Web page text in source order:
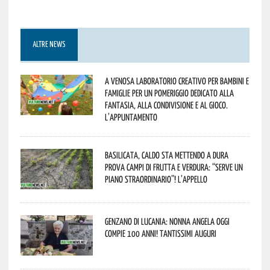
ALTRE NEWS
A Venosa laboratorio creativo per bambini e
famiglie per un pomeriggio dedicato alla
fantasia, alla condivisione e al gioco.
L’appuntamento
Basilicata, caldo sta mettendo a dura
prova campi di frutta e verdura: “Serve un
piano straordinario”! L’appello
Genzano di Lucania: nonna Angela oggi
compie 100 anni! Tantissimi auguri